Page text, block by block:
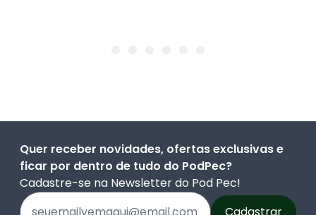
Quer receber novidades, ofertas exclusivas e
ficar por dentro de tudo do PodPec?
Cadastre-se na Newsletter do Pod Pec!